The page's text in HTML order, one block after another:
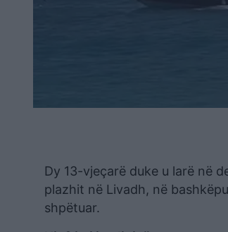
Dy 13-vjeçarë duke u larë në
plazhit në Livadh, në
shpëtuar.